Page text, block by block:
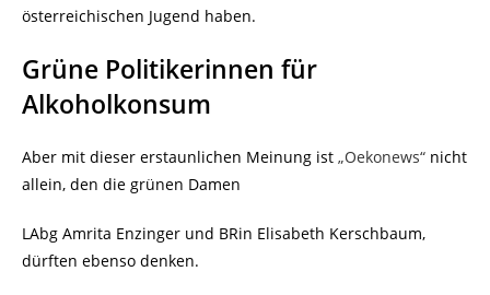
österreichischen Jugend haben.
Grüne Politikerinnen für
Alkoholkonsum
Aber mit dieser erstaunlichen Meinung ist „Oekonews“ nicht
allein, den die grünen Damen
LAbg Amrita Enzinger und BRin Elisabeth Kerschbaum,
dürften ebenso denken.